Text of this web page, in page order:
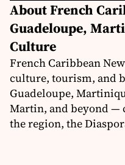
About French
Guadeloupe,
Culture
French Caribbean
culture, tourism, and
Guadeloupe,
Martin, and beyond —
the region, the